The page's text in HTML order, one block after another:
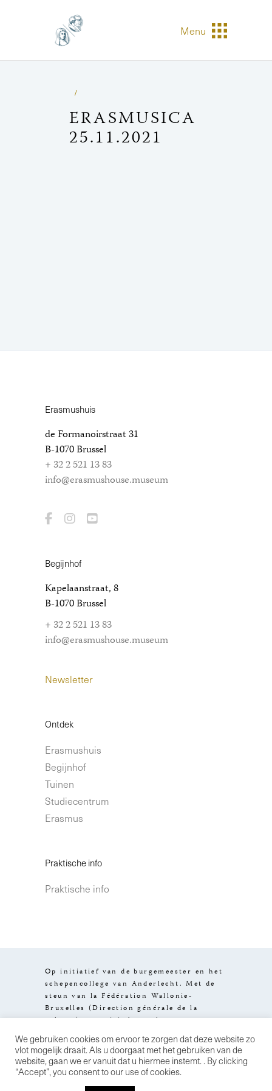
Menu
ERASMUSICA
25.11.2021
Erasmushuis
de Formanoirstraat 31
B-1070 Brussel
+ 32 2 521 13 83
info@erasmushouse.museum
Begijnhof
Kapelaanstraat, 8
B-1070 Brussel
+ 32 2 521 13 83
info@erasmushouse.museum
Newsletter
Ontdek
Erasmushuis
Begijnhof
Tuinen
Studiecentrum
Erasmus
Praktische info
Praktische info
Op initiatief van de burgemeester en het
schepencollege van Anderlecht. Met de
steun van la Fédération Wallonie-
Bruxelles (Direction générale de la
culture), van visit.brussels en van
het Brussels Hoofdstedelijk Gewest.
Design byStereo Wettelijke
informatie Algemene
verkoopsvoorwaarden Privacybeleid
We gebruiken cookies om ervoor te zorgen dat deze website zo
vlot mogelijk draait. Als u doorgaat met het gebruiken van de
website, gaan we er vanuit dat u hiermee instemt. . By clicking
“Accept”, you consent to our use of cookies.